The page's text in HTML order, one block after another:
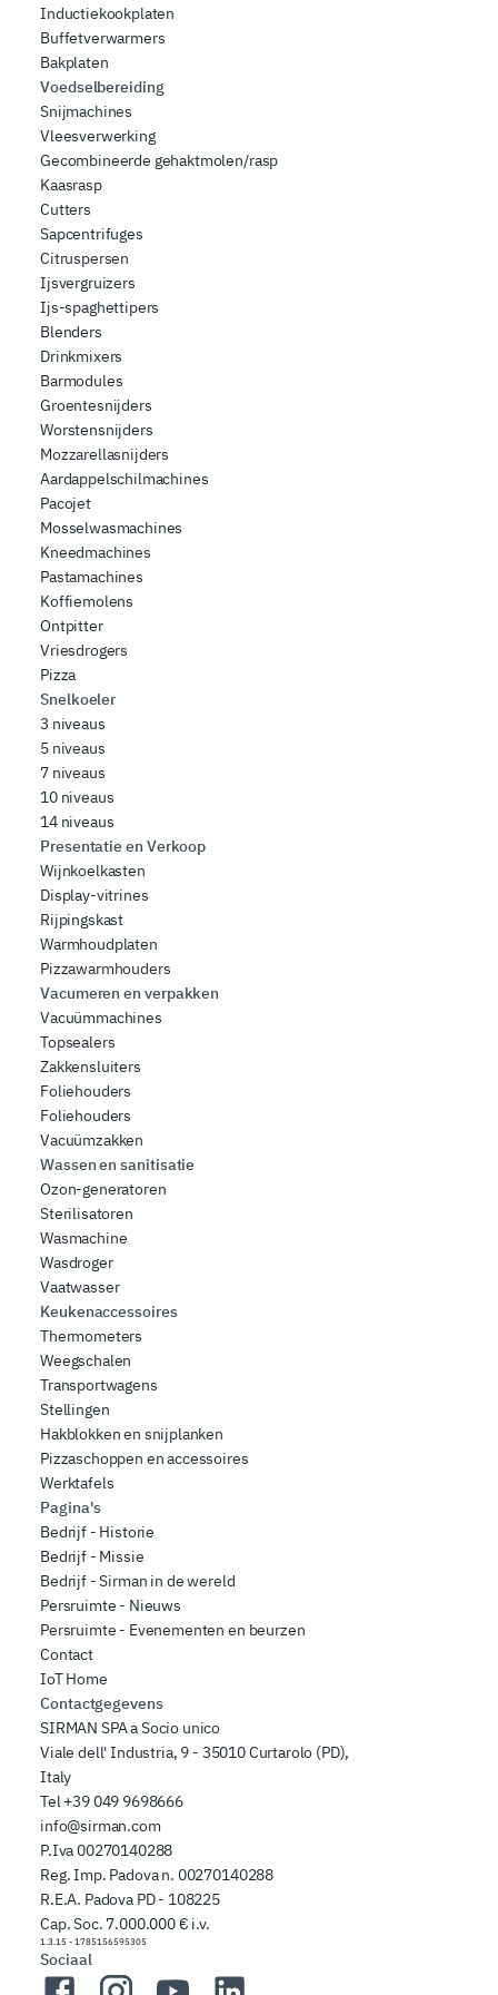
Inductiekookplaten
Buffetverwarmers
Bakplaten
Voedselbereiding
Snijmachines
Vleesverwerking
Gecombineerde gehaktmolen/rasp
Kaasrasp
Cutters
Sapcentrifuges
Citruspersen
Ijsvergruizers
Ijs-spaghettipers
Blenders
Drinkmixers
Barmodules
Groentesnijders
Worstensnijders
Mozzarellasnijders
Aardappelschilmachines
Pacojet
Mosselwasmachines
Kneedmachines
Pastamachines
Koffiemolens
Ontpitter
Vriesdrogers
Pizza
Snelkoeler
3 niveaus
5 niveaus
7 niveaus
10 niveaus
14 niveaus
Presentatie en Verkoop
Wijnkoelkasten
Display-vitrines
Rijpingskast
Warmhoudplaten
Pizzawarmhouders
Vacumeren en verpakken
Vacuümmachines
Topsealers
Zakkensluiters
Foliehouders
Foliehouders
Vacuümzakken
Wassen en sanitisatie
Ozon-generatoren
Sterilisatoren
Wasmachine
Wasdroger
Vaatwasser
Keukenaccessoires
Thermometers
Weegschalen
Transportwagens
Stellingen
Hakblokken en snijplanken
Pizzaschoppen en accessoires
Werktafels
Pagina's
Bedrijf - Historie
Bedrijf - Missie
Bedrijf - Sirman in de wereld
Persruimte - Nieuws
Persruimte - Evenementen en beurzen
Contact
IoT Home
Contactgegevens
SIRMAN SPA a Socio unico
Viale dell' Industria, 9 - 35010 Curtarolo (PD),
Italy
Tel+39 049 9698666
info@sirman.com
P.Iva 00270140288
Reg. Imp. Padova n. 00270140288
R.E.A. Padova PD - 108225
Cap. Soc. 7.000.000 € i.v.
1.3.15 - 1785156595305
Sociaal
FacebookInstagramYouTubeLinkedIn